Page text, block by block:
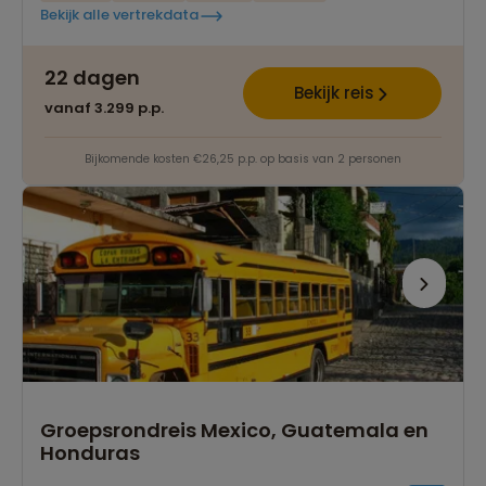
Bekijk alle vertrekdata
22 dagen
vanaf 3.299 p.p.
Bekijk reis
Bijkomende kosten €26,25 p.p. op basis van 2 personen
Groepsrondreis Mexico, Guatemala en
Honduras